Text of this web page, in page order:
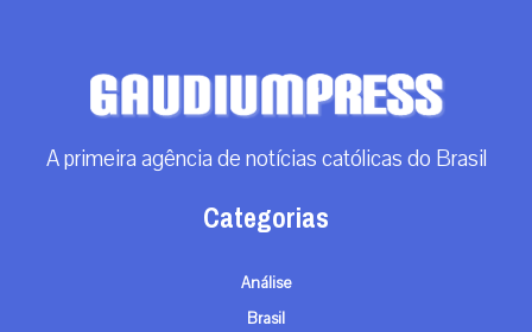
A primeira agência de notícias católicas do Brasil
Categorias
Análise
Brasil